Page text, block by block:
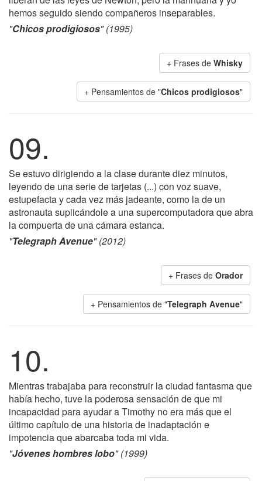
hemos seguido siendo compañeros inseparables.
"Chicos prodigiosos" (1995)
+ Frases de Whisky
+ Pensamientos de "Chicos prodigiosos"
09.
Se estuvo dirigiendo a la clase durante diez minutos,
leyendo de una serie de tarjetas (...) con voz suave,
estupefacta y cada vez más jadeante, como la de un
astronauta suplicándole a una supercomputadora que abra
la compuerta de una cámara estanca.
"Telegraph Avenue" (2012)
+ Frases de Orador
+ Pensamientos de "Telegraph Avenue"
10.
Mientras trabajaba para reconstruir la ciudad fantasma que
había hecho, tuve la poderosa sensación de que mi
incapacidad para ayudar a Timothy no era más que el
último capítulo de una historia de inadaptación e
impotencia que abarcaba toda mi vida.
"Jóvenes hombres lobo" (1999)